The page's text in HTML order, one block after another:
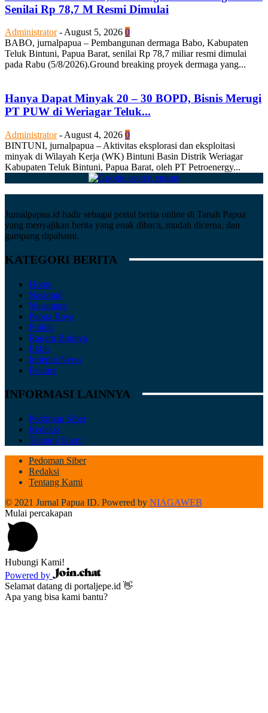
Senilai Rp 78,7 M Resmi Dimulai
Administrator - August 5, 2026 0
BABO, jurnalpapua – Pembangunan dermaga Babo, Kabupaten
Teluk Bintuni, Papua Barat, senilai Rp 78,7 miliar resmi dimulai
pada Rabu (5/8/2026).Ground breaking proyek dermaga yang...
Hanya Dapat Minyak 20 – 30 BOPD, Bisnis Merugi
PT PUW di Weriagar Teluk...
Administrator - August 4, 2026 0
BINTUNI, jurnalpapua – Aktivitas eksplorasi dan eksploitasi
minyak di Wilayah Kerja (WK) Bintuni Basin Distrik Weriagar
Kabupaten Teluk Bintuni, Papua Barat, oleh PT Petroenergy...
Jurnalpapua.id hadir sebagai portal berita online di Tanah Papua
yang menyajikan berita yang enak dibaca, mudah dicerna, dan
gampang dipahami.
KATEGORI BERITA
Home
Nasional
Nusantara
Papua Raya
Politik
Ragam Budaya
Ekbis
Indepth News
Feature
INFORMASI LAINNYA
Pedoman Siber
Redaksi
Tentang Kami
Pedoman Siber
Redaksi
Tentang Kami
© 2021 Jurnal Papua ID. Powered by NIAGAWEB
Mulai percakapan
Hubungi Kami!
Powered by
Selamat datang di portaljepe.id 👋
Apa yang bisa kami bantu?